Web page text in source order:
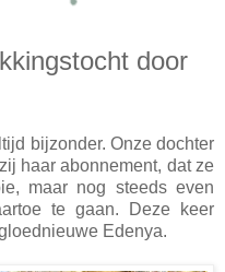
door
bijzonder. Onze dochter
haar abonnement, dat ze
maar nog steeds even
te gaan. Deze keer
Edenya.